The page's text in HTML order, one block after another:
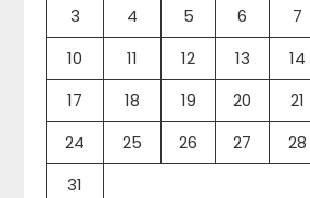
3
4 5 6 7
10
11 12 13 14
17
18 19 20 21
24
25 26 27 28
31